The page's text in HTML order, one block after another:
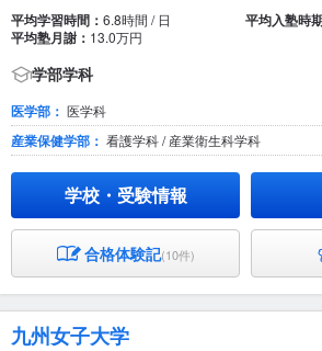
平均学習時間： 6.8時間 / 日 平均入塾時
平均塾月謝： 13.0万円
学部学科
医学部： 医学科
産業保健学部： 看護学科 / 産業衛生科学科
学校・受験情報
合格体験記(10件)
九州女子大学